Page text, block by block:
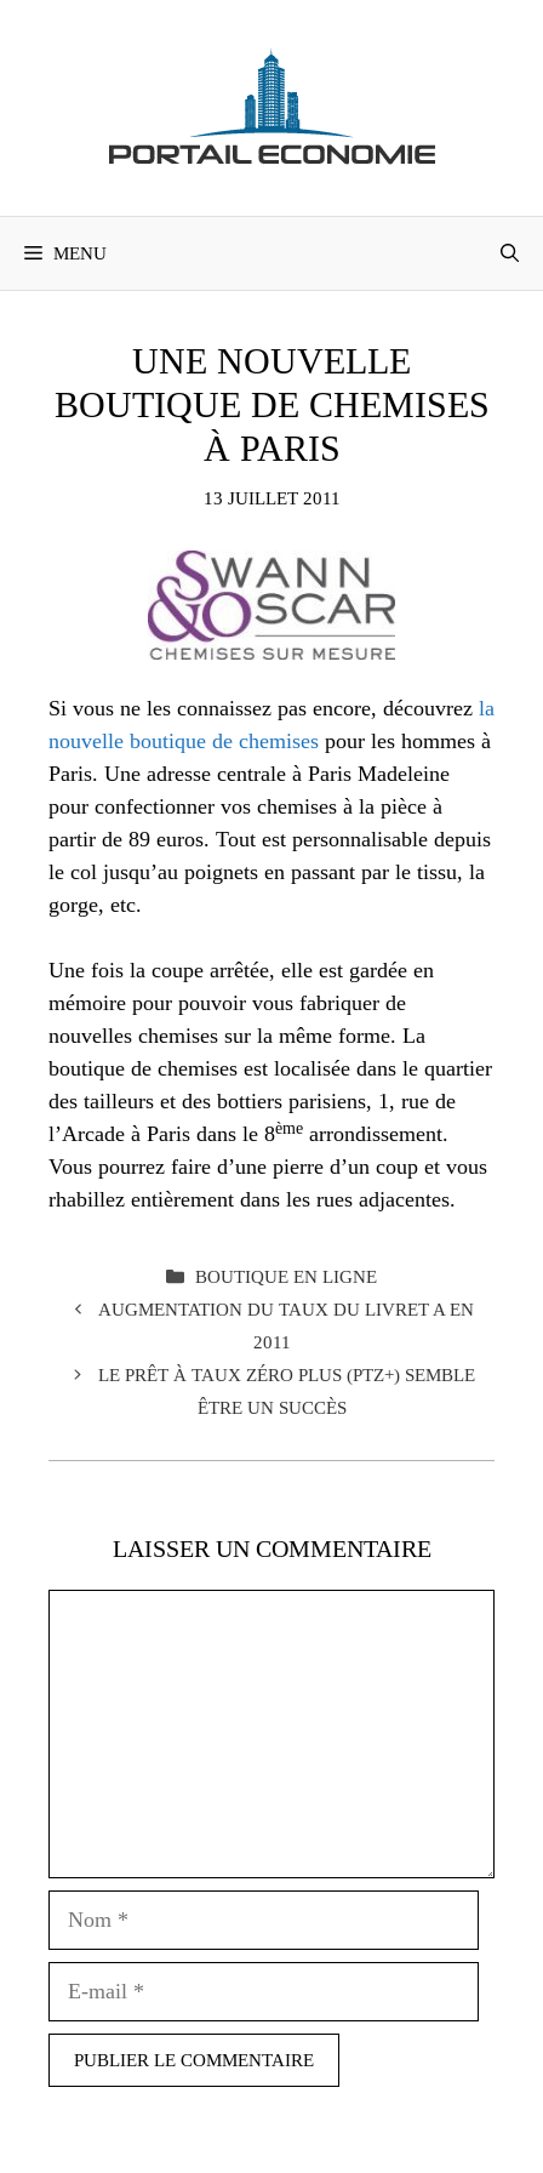
MENU
UNE NOUVELLE
BOUTIQUE DE CHEMISES
À PARIS
13 JUILLET 2011
Si vous ne les connaissez pas encore, découvrez la
nouvelle boutique de chemises pour les hommes à
Paris. Une adresse centrale à Paris Madeleine
pour confectionner vos chemises à la pièce à
partir de 89 euros. Tout est personnalisable depuis
le col jusqu’au poignets en passant par le tissu, la
gorge, etc.
Une fois la coupe arrêtée, elle est gardée en
mémoire pour pouvoir vous fabriquer de
nouvelles chemises sur la même forme. La
boutique de chemises est localisée dans le quartier
des tailleurs et des bottiers parisiens, 1, rue de
l’Arcade à Paris dans le 8ème arrondissement.
Vous pourrez faire d’une pierre d’un coup et vous
rhabillez entièrement dans les rues adjacentes.
CATÉGORIES
BOUTIQUE EN LIGNE
AUGMENTATION DU TAUX DU LIVRET A EN
2011
LE PRÊT À TAUX ZÉRO PLUS (PTZ+) SEMBLE
ÊTRE UN SUCCÈS
LAISSER UN COMMENTAIRE